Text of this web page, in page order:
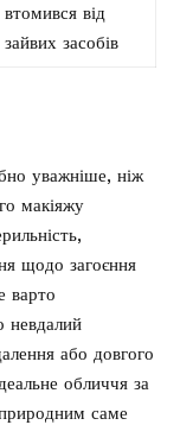
втомився від
зайвих засобів
уважніше, ніж
макіяжу
щодо загоєння
варто
невдалий
або довгого
обличчя за
саме